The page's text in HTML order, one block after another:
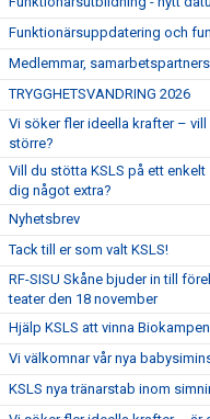
Funktionärsuppdatering och
Medlemmar,
TRYGGHETSVANDRING 2026
Vi söker fler ideella krafter –
större?
Vill du stötta KSLS på ett
dig något extra?
Nyhetsbrev
Tack till er som valt KSLS!
RF-SISU Skåne bjuder in till
teater den 18 november
Hjälp KSLS att vinna
Vi välkomnar vår nya
KSLS nya tränarstab inom